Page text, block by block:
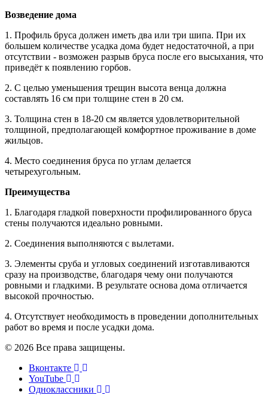
Возведение дома
1. Профиль бруса должен иметь два или три шипа. При их
большем количестве усадка дома будет недостаточной, а при
отсутствии - возможен разрыв бруса после его высыхания, что
приведёт к появлению горбов.
2. С целью уменьшения трещин высота венца должна
составлять 16 см при толщине стен в 20 см.
3. Толщина стен в 18-20 см является удовлетворительной
толщиной, предполагающей комфортное проживание в доме
жильцов.
4. Место соединения бруса по углам делается
четырехугольным.
Преимущества
1. Благодаря гладкой поверхности профилированного бруса
стены получаются идеально ровными.
2. Соединения выполняются с вылетами.
3. Элементы сруба и угловых соединений изготавливаются
сразу на производстве, благодаря чему они получаются
ровными и гладкими. В результате основа дома отличается
высокой прочностью.
4. Отсутствует необходимость в проведении дополнительных
работ во время и после усадки дома.
© 2026 Все права защищены.
Вконтакте
YouTube
Одноклассники